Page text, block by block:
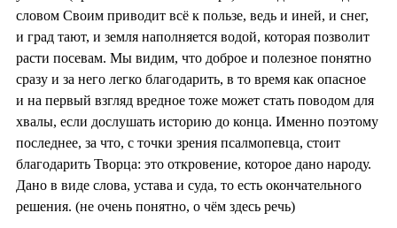
словом Своим приводит всё к пользе, ведь и иней, и снег,
и град тают, и земля наполняется водой, которая позволит
расти посевам. Мы видим, что доброе и полезное понятно
сразу и за него легко благодарить, в то время как опасное
и на первый взгляд вредное тоже может стать поводом для
хвалы, если дослушать историю до конца. Именно поэтому
последнее, за что, с точки зрения псалмопевца, стоит
благодарить Творца: это откровение, которое дано народу.
Дано в виде слова, устава и суда, то есть окончательного
решения. (не очень понятно, о чём здесь речь)